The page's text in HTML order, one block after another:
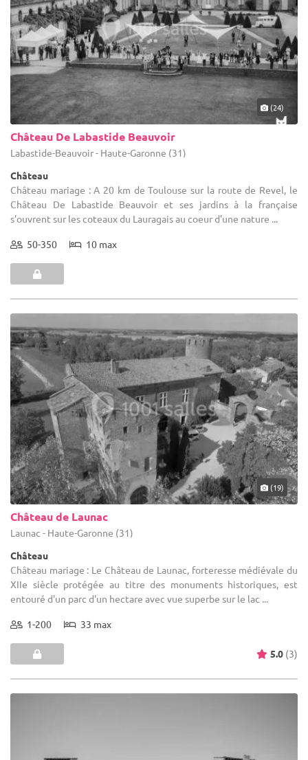
(24)
Château De Labastide Beauvoir
Labastide-Beauvoir - Haute-Garonne (31)
Château
Château mariage : A 20 km de Toulouse sur la route de Revel, le
Château De Labastide Beauvoir et ses jardins à la française
s'ouvrent sur les coteaux du Lauragais au coeur d'une nature ...
50-350 10 max
(19)
Château de Launac
Launac - Haute-Garonne (31)
Château
Château mariage : Le Château de Launac, forteresse médiévale du
XIIe siècle protégée au titre des monuments historiques, est
entouré d'un parc d'un hectare avec vue superbe sur le lac ...
1-200 33 max
5.0 (3)